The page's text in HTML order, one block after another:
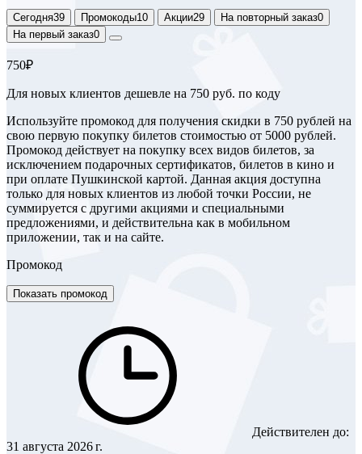
Сегодня39 Промокоды10 Акции29 На повторный заказ0
На первый заказ0
750₽
Для новых клиентов дешевле на 750 руб. по коду
Используйте промокод для получения скидки в 750 рублей на
свою первую покупку билетов стоимостью от 5000 рублей.
Промокод действует на покупку всех видов билетов, за
исключением подарочных сертификатов, билетов в кино и
при оплате Пушкинской картой. Данная акция доступна
только для новых клиентов из любой точки России, не
суммируется с другими акциями и специальными
предложениями, и действительна как в мобильном
приложении, так и на сайте.
Промокод
Показать промокод
Действителен до:
31 августа 2026 г.